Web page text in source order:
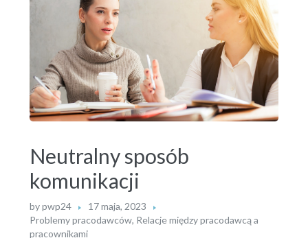
Neutralny sposób
komunikacji
bypwp24
17 maja, 2023
Problemy pracodawców, Relacje między pracodawcą a
pracownikami